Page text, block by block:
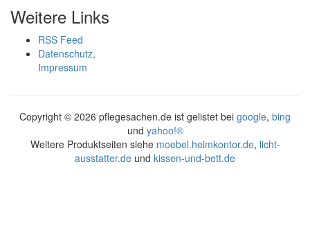
Weitere Links
RSS Feed
Datenschutz,
Impressum
Copyright © 2026 pflegesachen.de ist gelistet bei google, bing
und yahoo!®
Weitere Produktseiten siehe moebel.heimkontor.de, licht-
ausstatter.de und kissen-und-bett.de